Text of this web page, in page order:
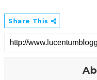
Share This